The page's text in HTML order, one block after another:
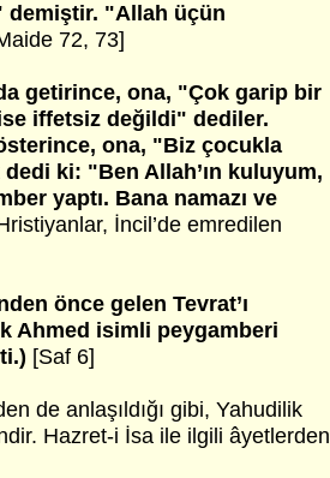
demiştir. "Allah üçün
72, 73]
getirince, ona, "Çok garip bir
iffetsiz değildi" dediler.
ona, "Biz çocukla
ki: "Ben Allah’ın kuluyum,
yaptı. Bana namazı ve
İncil’de emredilen
önce gelen Tevrat’ı
Ahmed isimli peygamberi
[Saf 6]
de anlaşıldığı gibi, Yahudilik
Hazret-i İsa ile ilgili âyetlerden